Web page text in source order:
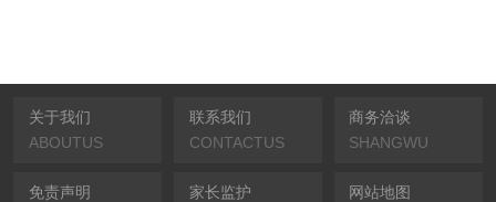
关于我们
ABOUTUS
联系我们
CONTACTUS
商务洽谈
SHANGWU
免责声明
家长监护
网站地图